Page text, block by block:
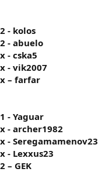
- kolos
- abuelo
- cska5
- vik2007
– farfar
- Yaguar
- archer1982
- Seregamamenov23
- Lexxus23
– GEK